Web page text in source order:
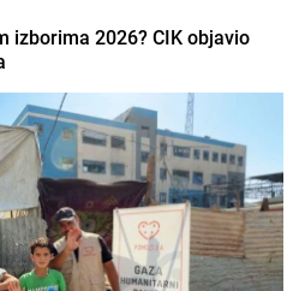
izborima 2026? CIK objavio